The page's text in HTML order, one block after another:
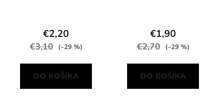
€2,20
€3,10 (–29 %)
DO KOŠÍKA
€1,90
€2,70 (–29 %)
DO KOŠÍKA